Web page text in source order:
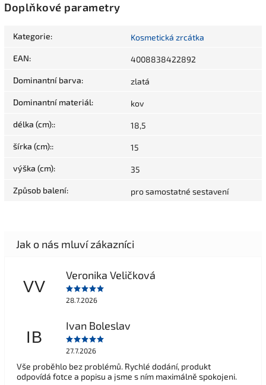
Doplňkové parametry
Kategorie: Kosmetická zrcátka
EAN: 4008838422892
Dominantní barva: zlatá
Dominantní materiál: kov
délka (cm):: 18,5
šírka (cm):: 15
výška (cm): 35
Způsob balení: pro samostatné sestavení
VV
Veronika Veličková
28.7.2026
IB
Ivan Boleslav
27.7.2026
Vše proběhlo bez problémů. Rychlé dodání, produkt
odpovídá fotce a popisu a jsme s ním maximálně spokojeni.